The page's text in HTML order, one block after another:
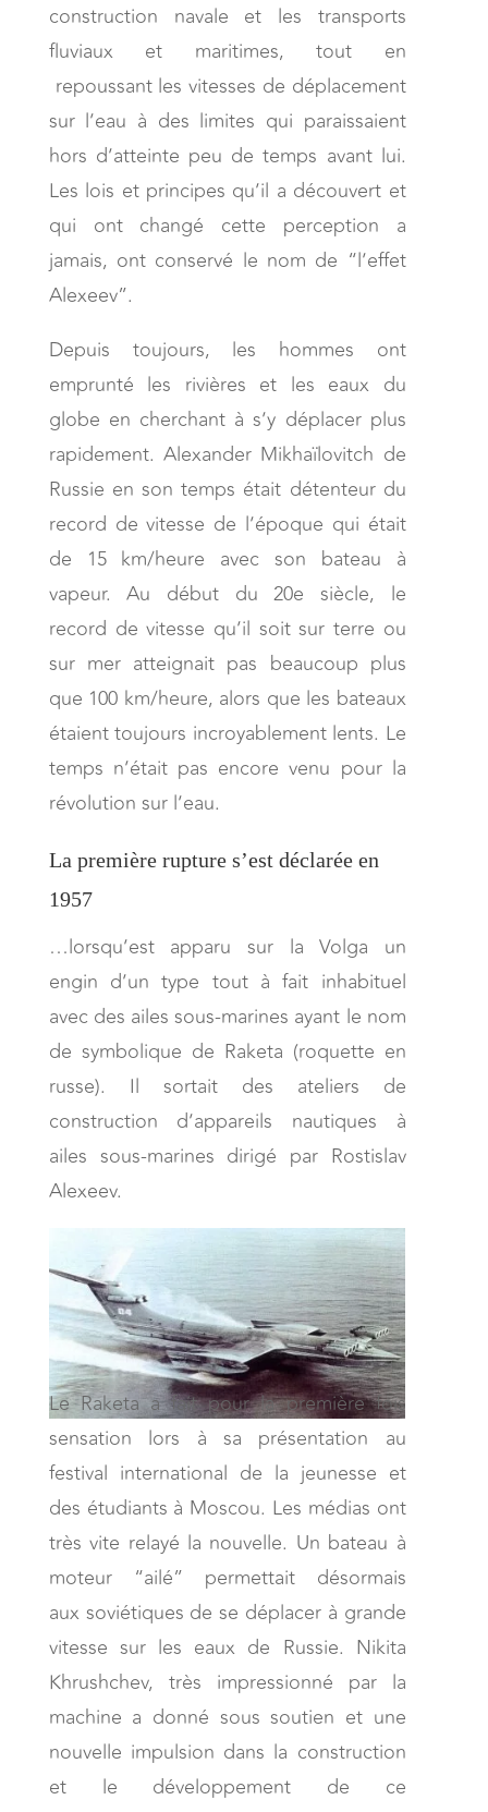
construction navale et les transports
fluviaux et maritimes, tout en
repoussant les vitesses de déplacement
sur l’eau à des limites qui paraissaient
hors d’atteinte peu de temps avant lui.
Les lois et principes qu’il a découvert et
qui ont changé cette perception a
jamais, ont conservé le nom de “l’effet
Alexeev”.
Depuis toujours, les hommes ont
emprunté les rivières et les eaux du
globe en cherchant à s’y déplacer plus
rapidement. Alexander Mikhaïlovitch de
Russie en son temps était détenteur du
record de vitesse de l’époque qui était
de 15 km/heure avec son bateau à
vapeur. Au début du 20e siècle, le
record de vitesse qu’il soit sur terre ou
sur mer atteignait pas beaucoup plus
que 100 km/heure, alors que les bateaux
étaient toujours incroyablement lents. Le
temps n’était pas encore venu pour la
révolution sur l’eau.
La première rupture s’est déclarée en
1957
…lorsqu’est apparu sur la Volga un
engin d’un type tout à fait inhabituel
avec des ailes sous-marines ayant le nom
de symbolique de Raketa (roquette en
russe). Il sortait des ateliers de
construction d’appareils nautiques à
ailes sous-marines dirigé par Rostislav
Alexeev.
Le Raketa a fait pour la première fois
sensation lors à sa présentation au
festival international de la jeunesse et
des étudiants à Moscou. Les médias ont
très vite relayé la nouvelle. Un bateau à
moteur “ailé” permettait désormais
aux soviétiques de se déplacer à grande
vitesse sur les eaux de Russie. Nikita
Khrushchev, très impressionné par la
machine a donné sous soutien et une
nouvelle impulsion dans la construction
et le développement de ce